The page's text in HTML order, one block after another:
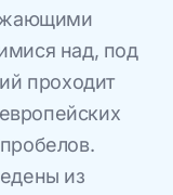
над, под
проходит
из